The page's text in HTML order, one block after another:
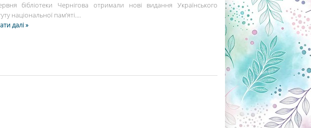
бібліотеки Чернігова отримали нові видання Українського
національної пам’яті....
далі »